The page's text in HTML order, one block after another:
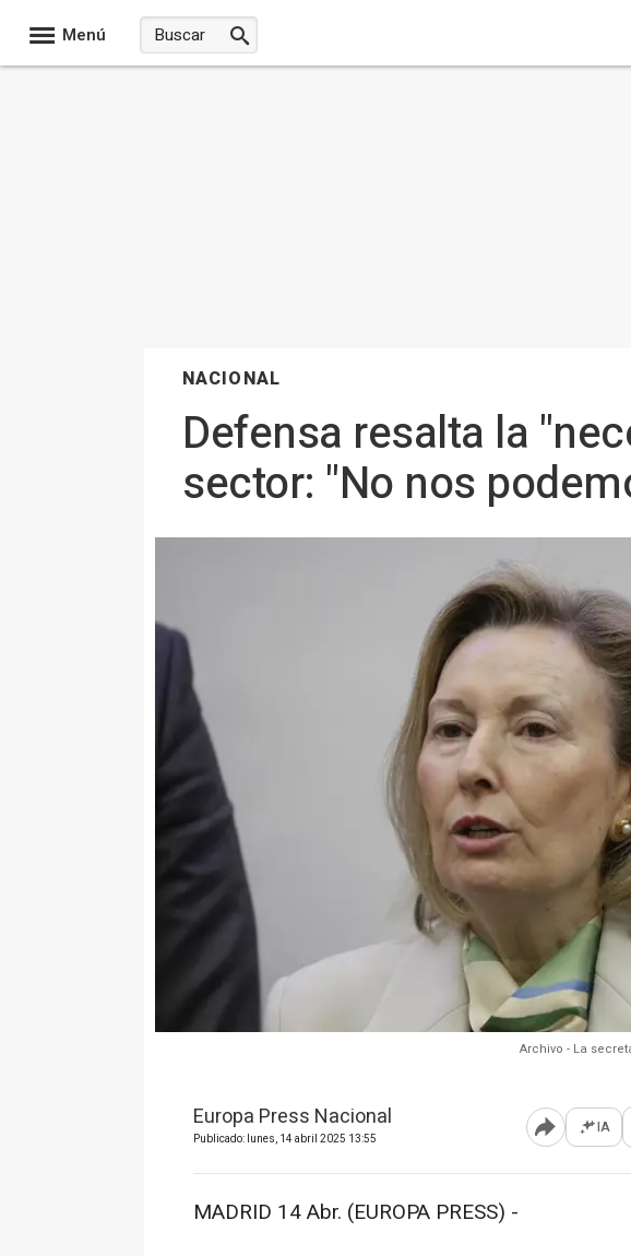
Menú
NACIONAL
Defensa resalta la
sector: "No nos
Archivo - La
Europa Press Nacional
Publicado: lunes, 14 abril 2025 13:55 Abrir IA
MADRID 14 Abr. (EUROPA PRESS) -